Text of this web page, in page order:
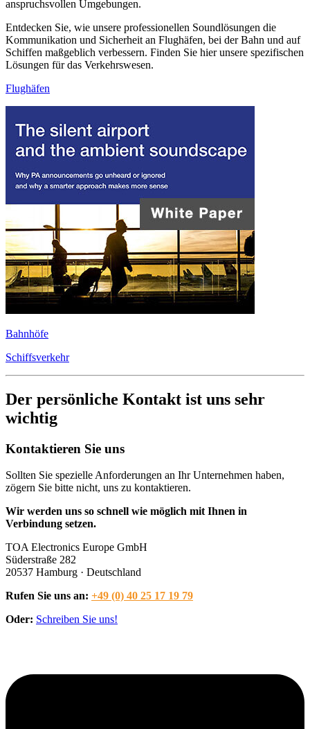
anspruchsvollen Umgebungen.
Entdecken Sie, wie unsere professionellen Soundlösungen die
Kommunikation und Sicherheit an Flughäfen, bei der Bahn und auf
Schiffen maßgeblich verbessern. Finden Sie hier unsere spezifischen
Lösungen für das Verkehrswesen.
Flughäfen
Bahnhöfe
Schiffsverkehr
Der persönliche Kontakt ist uns sehr
wichtig
Kontaktieren Sie uns
Sollten Sie spezielle Anforderungen an Ihr Unternehmen haben,
zögern Sie bitte nicht, uns zu kontaktieren.
Wir werden uns so schnell wie möglich mit Ihnen in
Verbindung setzen.
TOA Electronics Europe GmbH
Süderstraße 282
20537 Hamburg · Deutschland
Rufen Sie uns an: +49 (0) 40 25 17 19 79
Oder: Schreiben Sie uns!